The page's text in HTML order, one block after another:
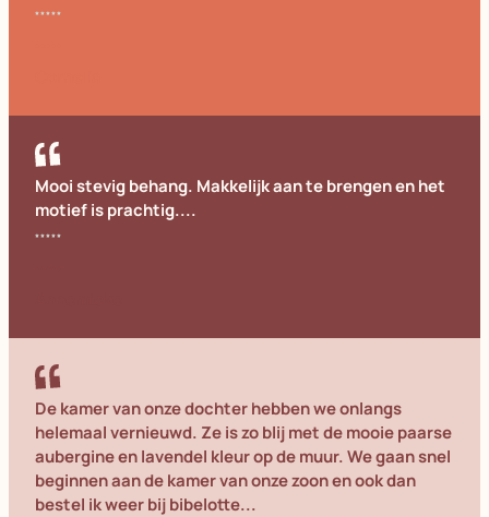
Mooi stevig behang. Makkelijk aan te brengen en het
motief is prachtig....
De kamer van onze dochter hebben we onlangs
helemaal vernieuwd. Ze is zo blij met de mooie paarse
aubergine en lavendel kleur op de muur. We gaan snel
beginnen aan de kamer van onze zoon en ook dan
bestel ik weer bij bibelotte...